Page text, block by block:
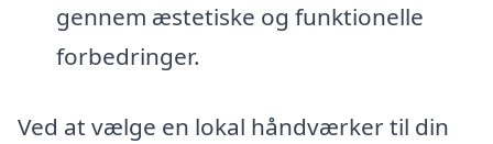
gennem æstetiske og funktionelle
forbedringer.
Ved at vælge en lokal håndværker til din